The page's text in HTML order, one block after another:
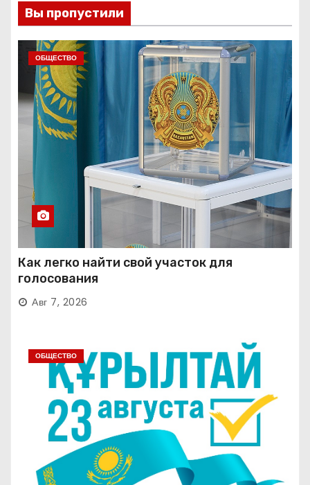
Вы пропустили
ОБЩЕСТВО
Как легко найти свой участок для
голосования
Авг 7, 2026
ОБЩЕСТВО